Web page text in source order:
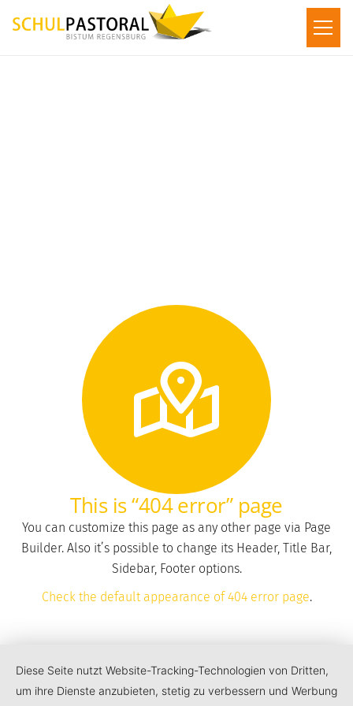
This is “404 error” page
You can customize this page as any other page via Page
Builder. Also it’s possible to change its Header, Title Bar,
Sidebar, Footer options.
Check the default appearance of 404 error page.
Diese Seite nutzt Website-Tracking-Technologien von Dritten,
um ihre Dienste anzubieten, stetig zu verbessern und Werbung